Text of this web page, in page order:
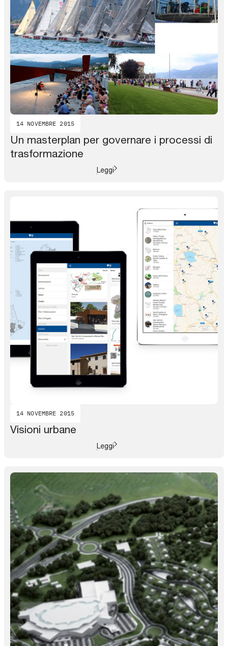
14 NOVEMBRE 2015
Un masterplan per governare i processi di
trasformazione
Leggi
14 NOVEMBRE 2015
Visioni urbane
Leggi